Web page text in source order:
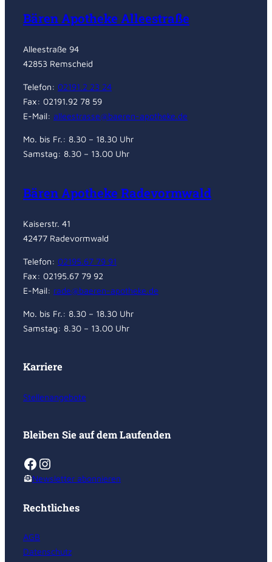
Bären Apotheke Alleestraße
Alleestraße 94
42853 Remscheid
Telefon: 02191.2 23 24
Fax: 02191.92 78 59
E-Mail: alleestrasse@baeren-apotheke.de
Mo. bis Fr.: 8.30 – 18.30 Uhr
Samstag: 8.30 – 13.00 Uhr
Bären Apotheke Radevormwald
Kaiserstr. 41
42477 Radevormwald
Telefon: 02195.67 79 91
Fax: 02195.67 79 92
E-Mail: rade@baeren-apotheke.de
Mo. bis Fr.: 8.30 – 18.30 Uhr
Samstag: 8.30 – 13.00 Uhr
Karriere
Stellenangebote
Bleiben Sie auf dem Laufenden
Facebook
Instagram
Newsletter abonnieren
Rechtliches
AGB
Datenschutz